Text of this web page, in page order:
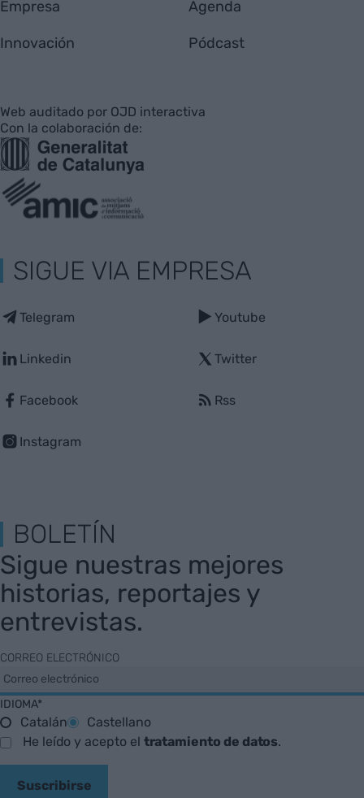
Empresa
Innovación
Agenda
Pódcast
Web auditado por OJD interactiva
Con la colaboración de:
SIGUE VIA EMPRESA
Telegram
Linkedin
Facebook
Instagram
Youtube
Twitter
Rss
BOLETÍN
Sigue nuestras mejores
historias, reportajes y
entrevistas.
CORREO ELECTRÓNICO
IDIOMA*
Catalán
Castellano
He leído y acepto el tratamiento de datos.
Suscribirse